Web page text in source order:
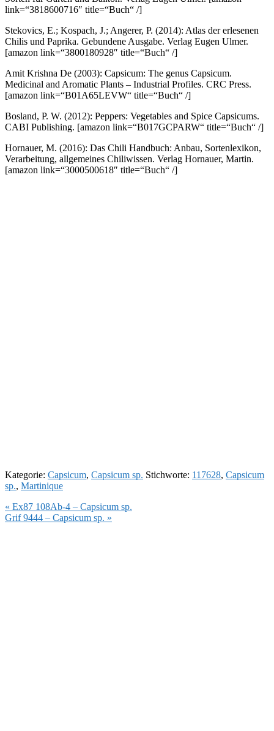
link=“3818600716″ title=“Buch“ /]
Stekovics, E.; Kospach, J.; Angerer, P. (2014): Atlas der erlesenen
Chilis und Paprika. Gebundene Ausgabe. Verlag Eugen Ulmer.
[amazon link=“3800180928″ title=“Buch“ /]
Amit Krishna De (2003): Capsicum: The genus Capsicum.
Medicinal and Aromatic Plants – Industrial Profiles. CRC Press.
[amazon link=“B01A65LEVW“ title=“Buch“ /]
Bosland, P. W. (2012): Peppers: Vegetables and Spice Capsicums.
CABI Publishing. [amazon link=“B017GCPARW“ title=“Buch“ /]
Hornauer, M. (2016): Das Chili Handbuch: Anbau, Sortenlexikon,
Verarbeitung, allgemeines Chiliwissen. Verlag Hornauer, Martin.
[amazon link=“3000500618″ title=“Buch“ /]
Kategorie: Capsicum, Capsicum sp. Stichworte: 117628, Capsicum
sp., Martinique
Vorheriger
Beitrag:
« Ex87 108Ab-4 – Capsicum sp.
Nächster
Grif 9444 – Capsicum sp. »